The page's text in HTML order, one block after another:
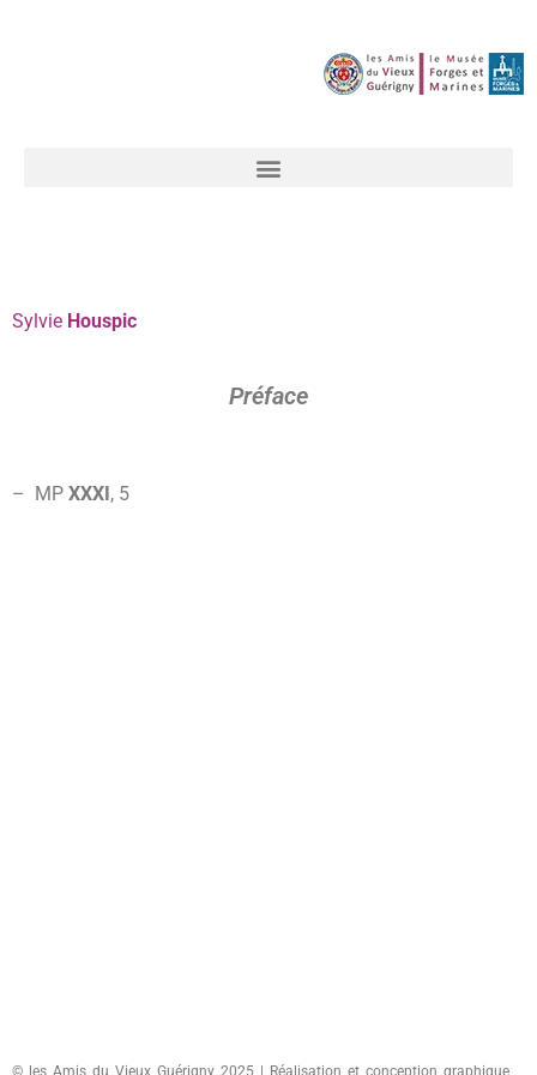
Sylvie Houspic
Préface
– MP XXXI, 5
© les Amis du Vieux Guérigny 2025 | Réalisation et conception graphique